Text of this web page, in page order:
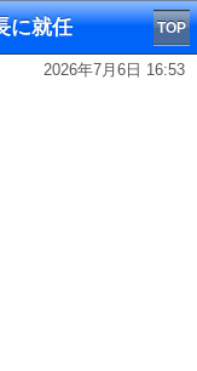
に就任 TOP
2026年7月6日 16:53